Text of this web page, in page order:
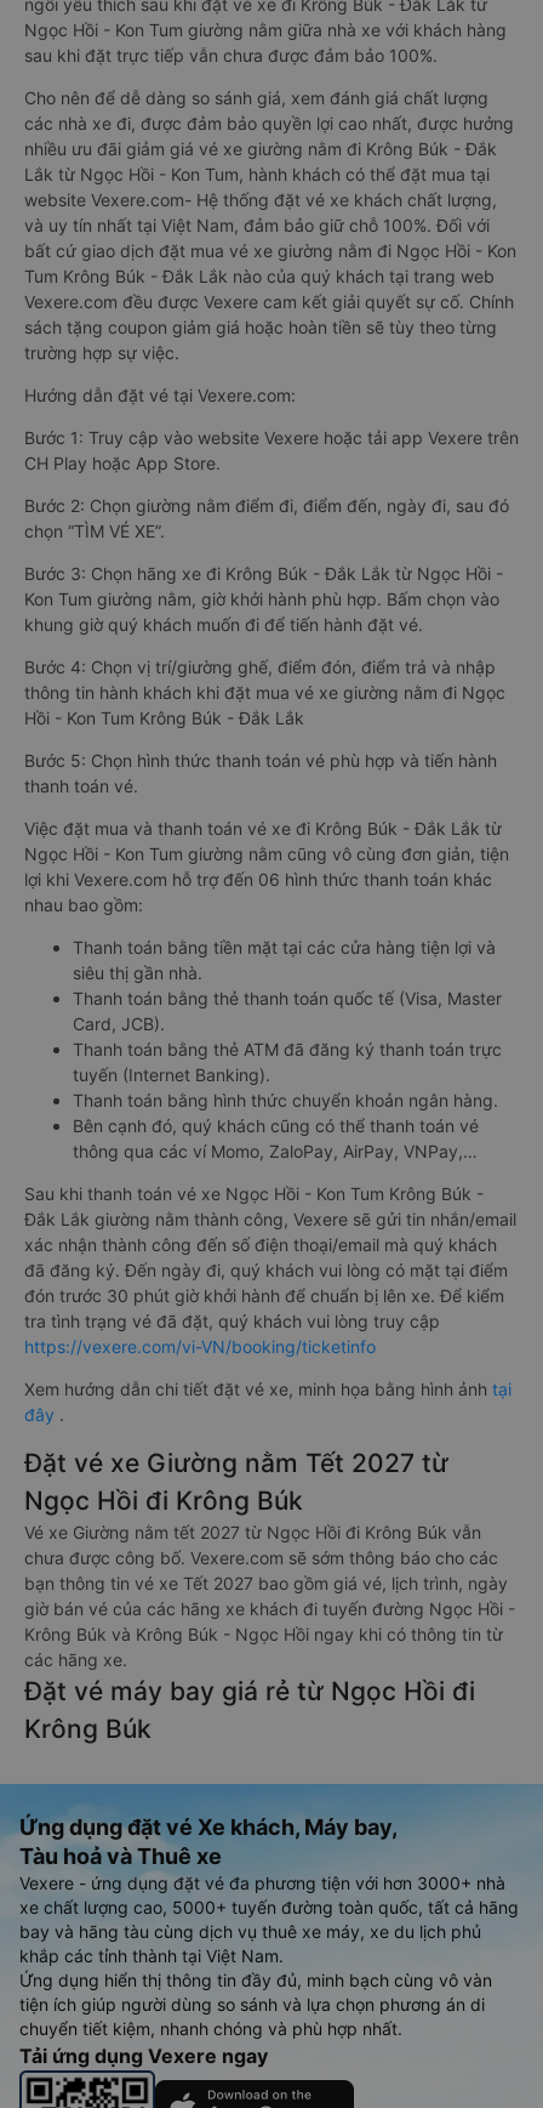
ngồi yêu thích sau khi đặt vé xe đi Krông Búk - Đắk Lắk từ
Ngọc Hồi - Kon Tum giường nằm giữa nhà xe với khách hàng
sau khi đặt trực tiếp vẫn chưa được đảm bảo 100%.
Cho nên để dễ dàng so sánh giá, xem đánh giá chất lượng
các nhà xe đi, được đảm bảo quyền lợi cao nhất, được hưởng
nhiều ưu đãi giảm giá vé xe giường nằm đi Krông Búk - Đắk
Lắk từ Ngọc Hồi - Kon Tum, hành khách có thể đặt mua tại
website Vexere.com- Hệ thống đặt vé xe khách chất lượng,
và uy tín nhất tại Việt Nam, đảm bảo giữ chỗ 100%. Đối với
bất cứ giao dịch đặt mua vé xe giường nằm đi Ngọc Hồi - Kon
Tum Krông Búk - Đắk Lắk nào của quý khách tại trang web
Vexere.com đều được Vexere cam kết giải quyết sự cố. Chính
sách tặng coupon giảm giá hoặc hoàn tiền sẽ tùy theo từng
trường hợp sự việc.
Hướng dẫn đặt vé tại Vexere.com:
Bước 1: Truy cập vào website Vexere hoặc tải app Vexere trên
CH Play hoặc App Store.
Bước 2: Chọn giường nằm điểm đi, điểm đến, ngày đi, sau đó
chọn “TÌM VÉ XE”.
Bước 3: Chọn hãng xe đi Krông Búk - Đắk Lắk từ Ngọc Hồi -
Kon Tum giường nằm, giờ khởi hành phù hợp. Bấm chọn vào
khung giờ quý khách muốn đi để tiến hành đặt vé.
Bước 4: Chọn vị trí/giường ghế, điểm đón, điểm trả và nhập
thông tin hành khách khi đặt mua vé xe giường nằm đi Ngọc
Hồi - Kon Tum Krông Búk - Đắk Lắk
Bước 5: Chọn hình thức thanh toán vé phù hợp và tiến hành
thanh toán vé.
Việc đặt mua và thanh toán vé xe đi Krông Búk - Đắk Lắk từ
Ngọc Hồi - Kon Tum giường nằm cũng vô cùng đơn giản, tiện
lợi khi Vexere.com hỗ trợ đến 06 hình thức thanh toán khác
nhau bao gồm:
Thanh toán bằng tiền mặt tại các cửa hàng tiện lợi và
siêu thị gần nhà.
Thanh toán bằng thẻ thanh toán quốc tế (Visa, Master
Card, JCB).
Thanh toán bằng thẻ ATM đã đăng ký thanh toán trực
tuyến (Internet Banking).
Thanh toán bằng hình thức chuyển khoản ngân hàng.
Bên cạnh đó, quý khách cũng có thể thanh toán vé
thông qua các ví Momo, ZaloPay, AirPay, VNPay,…
Sau khi thanh toán vé xe Ngọc Hồi - Kon Tum Krông Búk -
Đắk Lắk giường nằm thành công, Vexere sẽ gửi tin nhắn/email
xác nhận thành công đến số điện thoại/email mà quý khách
đã đăng ký. Đến ngày đi, quý khách vui lòng có mặt tại điểm
đón trước 30 phút giờ khởi hành để chuẩn bị lên xe. Để kiểm
tra tình trạng vé đã đặt, quý khách vui lòng truy cập
https://vexere.com/vi-VN/booking/ticketinfo
Xem hướng dẫn chi tiết đặt vé xe, minh họa bằng hình ảnh tại
đây .
Đặt vé xe Giường nằm Tết 2027 từ
Ngọc Hồi đi Krông Búk
Vé xe Giường nằm tết 2027 từ Ngọc Hồi đi Krông Búk vẫn
chưa được công bố. Vexere.com sẽ sớm thông báo cho các
bạn thông tin vé xe Tết 2027 bao gồm giá vé, lịch trình, ngày
giờ bán vé của các hãng xe khách đi tuyến đường Ngọc Hồi -
Krông Búk và Krông Búk - Ngọc Hồi ngay khi có thông tin từ
các hãng xe.
Đặt vé máy bay giá rẻ từ Ngọc Hồi đi
Krông Búk
Ứng dụng đặt vé Xe khách, Máy bay,
Tàu hoả và Thuê xe
Vexere - ứng dụng đặt vé đa phương tiện với hơn 3000+ nhà
xe chất lượng cao, 5000+ tuyến đường toàn quốc, tất cả hãng
bay và hãng tàu cùng dịch vụ thuê xe máy, xe du lịch phủ
khắp các tỉnh thành tại Việt Nam.
Ứng dụng hiển thị thông tin đầy đủ, minh bạch cùng vô vàn
tiện ích giúp người dùng so sánh và lựa chọn phương án di
chuyển tiết kiệm, nhanh chóng và phù hợp nhất.
Tải ứng dụng Vexere ngay